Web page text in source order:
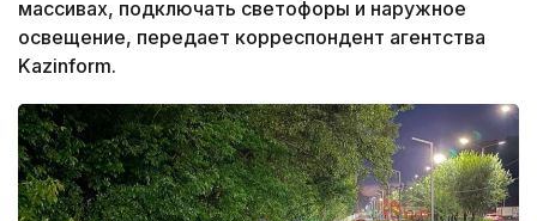
массивах, подключать светофоры и наружное
освещение, передает корреспондент агентства
Kazinform.